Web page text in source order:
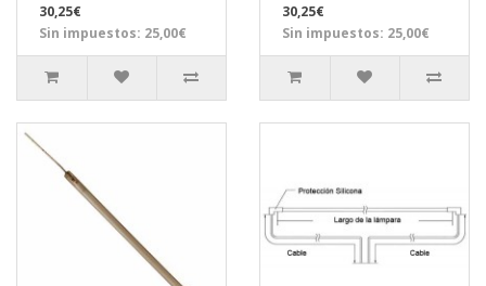
30,25€
Sin impuestos: 25,00€
30,25€
Sin impuestos: 25,00€